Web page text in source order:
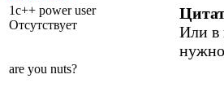
1c++ power user
Отсутствует
are you nuts?
Или в